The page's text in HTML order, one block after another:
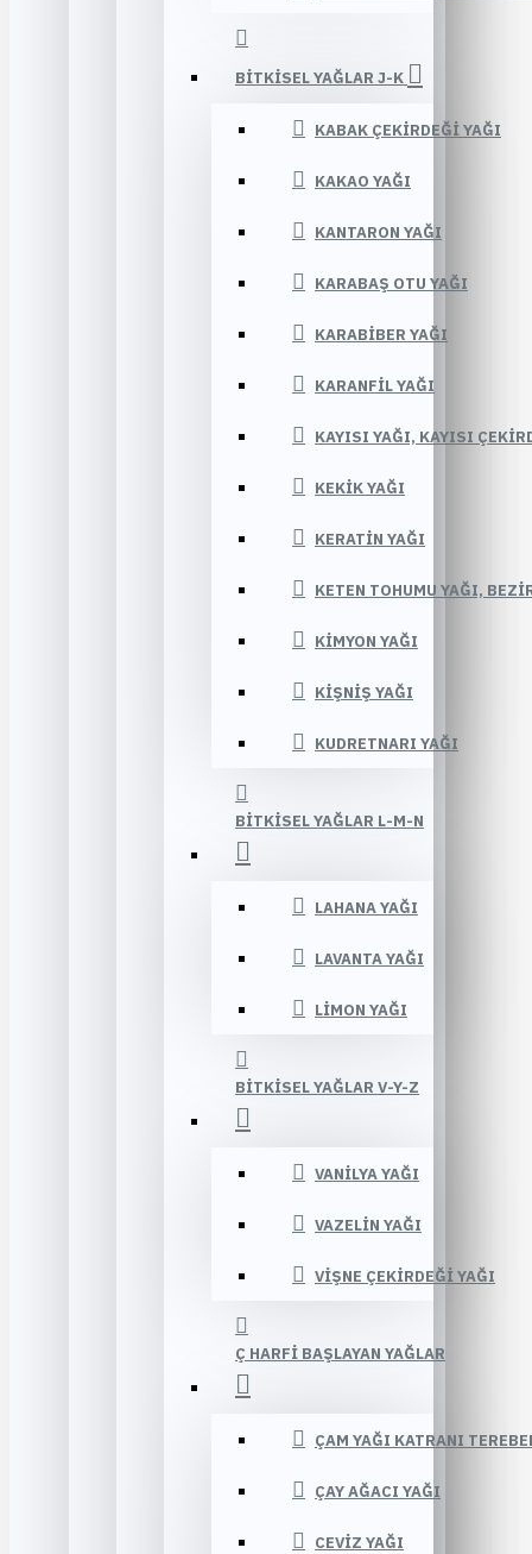
BITKISEL YAĞLAR J-K
KABAK ÇEKIRDEĞI YAĞI
KAKAO YAĞI
KANTARON YAĞI
KARABAŞ OTU YAĞI
KARABIBER YAĞI
KARANFIL YAĞI
KAYISI YAĞI, KAYISI
KEKIK YAĞI
KERATIN YAĞI
KETEN TOHUMU YAĞI,
KIMYON YAĞI
KIŞNIŞ YAĞI
KUDRETNARI YAĞI
BITKISEL YAĞLAR L-M-N
LAHANA YAĞI
LAVANTA YAĞI
LIMON YAĞI
BITKISEL YAĞLAR V-Y-Z
VANILYA YAĞI
VAZELIN YAĞI
VIŞNE ÇEKIRDEĞI YAĞI
Ç HARFI BAŞLAYAN YAĞLAR
ÇAM YAĞI KATRANI
ÇAY AĞACI YAĞI
CEVIZ YAĞI